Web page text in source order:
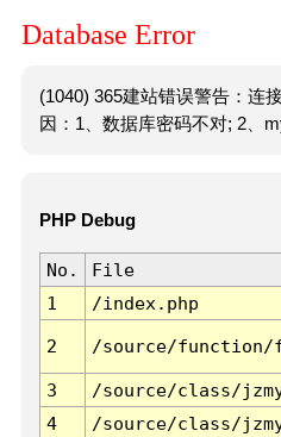
Database Error
(1040) 365建站错误警告：连
因：1、数据库密码不对; 2、
PHP Debug
No. File
1
/index.php
2 /source/function/
3 /source/class/
4
/source/class/